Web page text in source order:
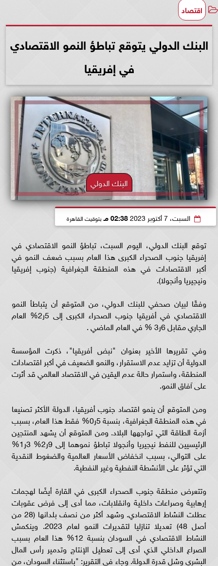
اقتصاد
البنك الدولي يتوقع تباطؤ النمو الاقتصادي
في إفريقيا
البنك الدولي
السبت، 7 أكتوبر 2023 02:38 مـ بتوقيت القاهرة
توقع البنك الدولي، اليوم السبت، تباطؤ النمو الاقتصادي في
إفريقيا جنوب الصحراء الكبرى هذا العام بسبب ضعف النمو في
أكبر الاقتصادات في هذه المنطقة الجغرافية (جنوب إفريقيا
ونيجيريا وأنجولا).
وفقًا لبيان صحفي للبنك الدولي، من المتوقع أن يتباطأ النمو
الاقتصادي في أفريقيا جنوب الصحراء الكبرى إلى 5ر2% العام
الجاري مقابل 6ر3 % في العام الماضي .
وفي تقريرها الأخير بعنوان "نبض أفريقيا"، ذكرت المؤسسة
الدولية أن تزايد عدم الاستقرار، والنمو الضعيف في أكبر اقتصادات
المنطقة، واستمرار حالة عدم اليقين في الاقتصاد العالمي قد أثرت
على آفاق النمو.
ومن المتوقع أن ينمو اقتصاد جنوب أفريقيا، الدولة الأكثر تصنيعا
في هذه المنطقة الجغرافية، بنسبة 5ر0% فقط هذا العام، بسبب
أزمة الطاقة التي تواجهها البلاد. ومن المتوقع أن يشهد المنتجين
الرئيسيين للنفط نيجيريا وأنجولا تباطؤ نموهما إلى 9ر2% 3ر1%
على التوالي، بسبب انخفاض الأسعار العالمية والضغوط النقدية
التي تؤثر على الأنشطة النفطية وغير النفطية.
وتتعرض منطقة جنوب الصحراء الكبرى في القارة أيضًا لهجمات
إرهابية وصراعات داخلية وانقلابات، مما أدى إلى فرض عقوبات
عطلت النشاط الاقتصادي. وشهد أكثر من نصف بلدانها (28 من
أصل 48) تعديلا تنازليا لتقديرات النمو لعام 2023. وينكمش
النشاط الاقتصادي في السودان بنسبة 12% هذا العام بسبب
الصراع الداخلي الذي أدى إلى تعطيل الإنتاج وتدمير رأس المال
البشري وشل قدرة الدولة. وجاء في التقرير: "باستثناء السودان، من